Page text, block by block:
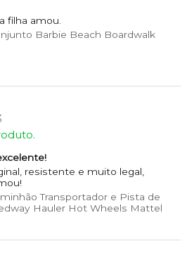
filha amou.
Barbie Beach Boardwalk
resistente e muito legal,
Transportador e Pista de
Hauler Hot Wheels Mattel